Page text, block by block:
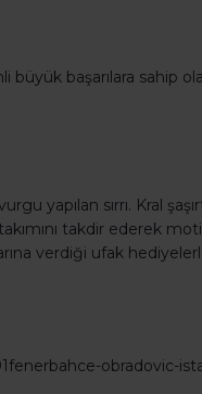
başarılara sahip
yapılan sırrı. Kral
takdir ederek
verdiği ufak